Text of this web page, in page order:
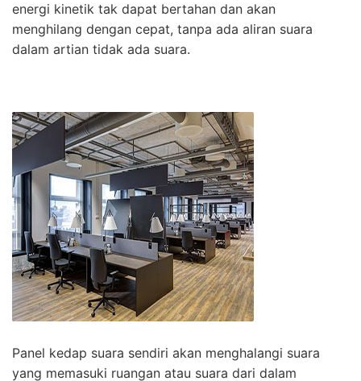
energi kinetik tak dapat bertahan dan akan
menghilang dengan cepat, tanpa ada aliran suara
dalam artian tidak ada suara.
Panel kedap suara sendiri akan menghalangi suara
yang memasuki ruangan atau suara dari dalam